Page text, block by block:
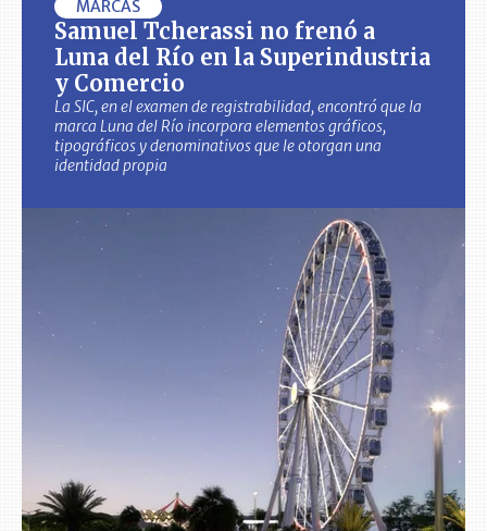
MARCAS
Samuel Tcherassi no frenó a
Luna del Río en la Superindustria
y Comercio
La SIC, en el examen de registrabilidad, encontró que la
marca Luna del Río incorpora elementos gráficos,
tipográficos y denominativos que le otorgan una
identidad propia